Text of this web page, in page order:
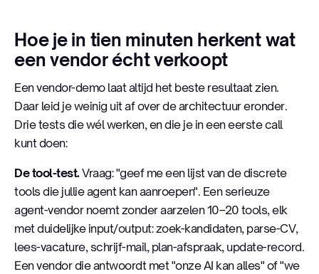
Hoe je in tien minuten herkent wat
een vendor écht verkoopt
Een vendor-demo laat altijd het beste resultaat zien.
Daar leid je weinig uit af over de architectuur eronder.
Drie tests die wél werken, en die je in een eerste call
kunt doen:
De tool-test.Vraag: "geef me een lijst van de discrete
tools die jullie agent kan aanroepen". Een serieuze
agent-vendor noemt zonder aarzelen 10–20 tools, elk
met duidelijke input/output: zoek-kandidaten, parse-CV,
lees-vacature, schrijf-mail, plan-afspraak, update-record.
Een vendor die antwoordt met "onze AI kan alles" of "we